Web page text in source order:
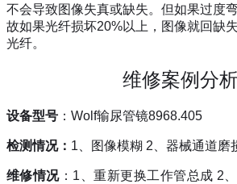
不会导致图像失真或缺失。但如果过度
故如果光纤损坏20%以上，图像就回缺
光纤。
维修案例分
设备型号 ： Wolf输尿管镜8968.405
检测情况： 1 、图像模糊 2 、器械通道磨
维修情况： 1 、重新更换工作管总成 2